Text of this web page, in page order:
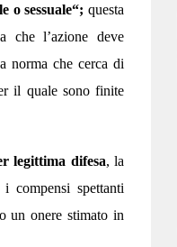
o sessuale“; questa
che l’azione deve
norma che cerca di
il quale sono finite
legittima difesa, la
compensi spettanti
un onere stimato in